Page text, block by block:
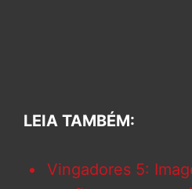
LEIA TAMBÉM:
Vingadores 5: